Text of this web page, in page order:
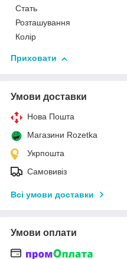
Стать
Розташування
Колір
Приховати
Умови доставки
Нова Пошта
Магазини Rozetka
Укрпошта
Самовивіз
Всі умови доставки
Умови оплати